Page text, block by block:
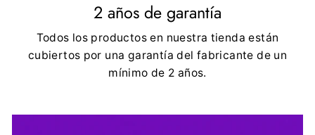
2 años de garantía
Todos los productos en nuestra tienda están
cubiertos por una garantía del fabricante de un
mínimo de 2 años.